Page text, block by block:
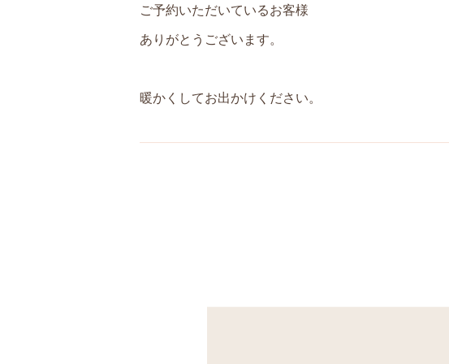
ご予約いただいているお客様
ありがとうございます。
暖かくしてお出かけください。